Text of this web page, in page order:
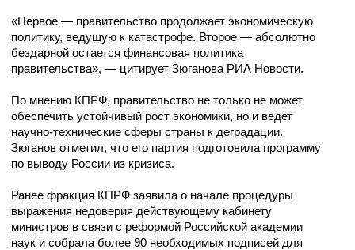
«Первое — правительство продолжает экономическую
политику, ведущую к катастрофе. Второе — абсолютно
бездарной остается финансовая политика
правительства», — цитирует Зюганова РИА Новости.
По мнению КПРФ, правительство не только не может
обеспечить устойчивый рост экономики, но и ведет
научно-технические сферы страны к деградации.
Зюганов отметил, что его партия подготовила программу
по выводу России из кризиса.
Ранее фракция КПРФ заявила о начале процедуры
выражения недоверия действующему кабинету
министров в связи с реформой Российской академии
наук и собрала более 90 необходимых подписей для